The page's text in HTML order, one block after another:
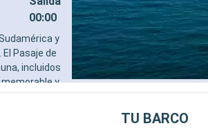
00:00
y
Pasaje de
incluidos
y
TU BARCO